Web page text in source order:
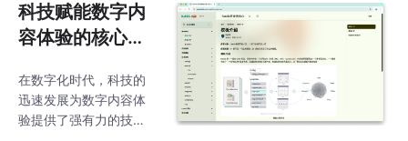
科技赋能数字内
容体验的核心技
在数字化时代，科技的
迅速发展为数字内容体
验提供了强有力的技术